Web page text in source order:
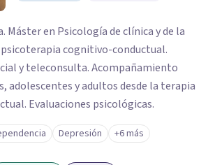
Máster en Psicología de clínica y de la
psicoterapia cognitivo-conductual.
y teleconsulta. Acompañamiento
adolescentes y adultos desde la terapia
Evaluaciones psicológicas.
Depresión +6 más